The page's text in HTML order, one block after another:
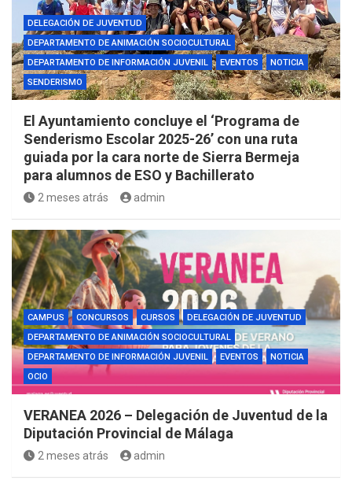
DELEGACIÓN DE JUVENTUD
DEPARTAMENTO DE ANIMACIÓN SOCIOCULTURAL
DEPARTAMENTO DE INFORMACIÓN JUVENIL
EVENTOS
NOTICIA
SENDERISMO
El Ayuntamiento concluye el ‘Programa de
Senderismo Escolar 2025-26’ con una ruta
guiada por la cara norte de Sierra Bermeja
para alumnos de ESO y Bachillerato
2 meses atrás admin
CAMPUS CONCURSOS CURSOS
DELEGACIÓN DE JUVENTUD
DEPARTAMENTO DE ANIMACIÓN SOCIOCULTURAL
DEPARTAMENTO DE INFORMACIÓN JUVENIL
EVENTOS
NOTICIA
OCIO
VERANEA 2026 – Delegación de Juventud de la
Diputación Provincial de Málaga
2 meses atrás admin